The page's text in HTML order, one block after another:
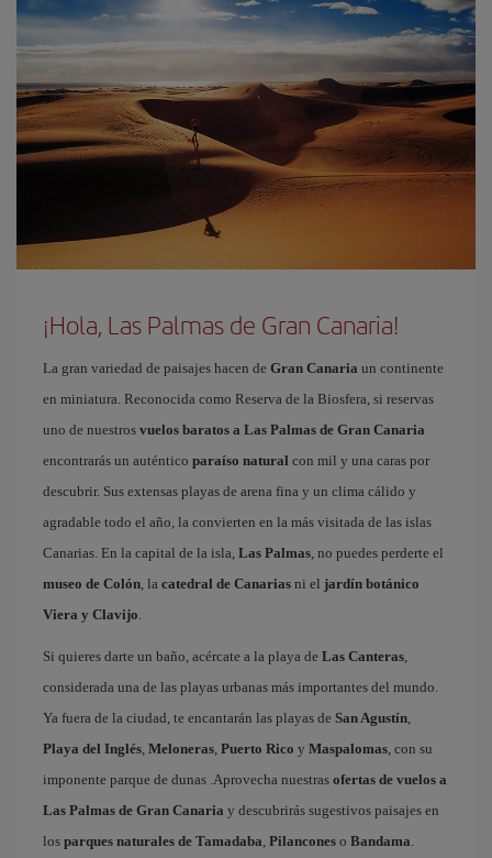
¡Hola, Las Palmas de Gran Canaria!
La gran variedad de paisajes hacen de Gran Canaria un continente
en miniatura. Reconocida como Reserva de la Biosfera, si reservas
uno de nuestros vuelos baratos a Las Palmas de Gran Canaria
encontrarás un auténtico paraíso natural con mil y una caras por
descubrir. Sus extensas playas de arena fina y un clima cálido y
agradable todo el año, la convierten en la más visitada de las islas
Canarias. En la capital de la isla, Las Palmas, no puedes perderte el
museo de Colón, la catedral de Canarias ni el jardín botánico
Viera y Clavijo.
Si quieres darte un baño, acércate a la playa de Las Canteras,
considerada una de las playas urbanas más importantes del mundo.
Ya fuera de la ciudad, te encantarán las playas de San Agustín,
Playa del Inglés, Meloneras, Puerto Rico y Maspalomas, con su
imponente parque de dunas .Aprovecha nuestras ofertas de vuelos a
Las Palmas de Gran Canaria y descubrirás sugestivos paisajes en
los parques naturales de Tamadaba, Pilancones o Bandama.